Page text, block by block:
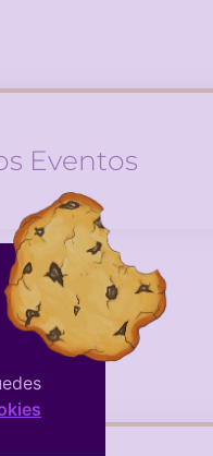
Eventos